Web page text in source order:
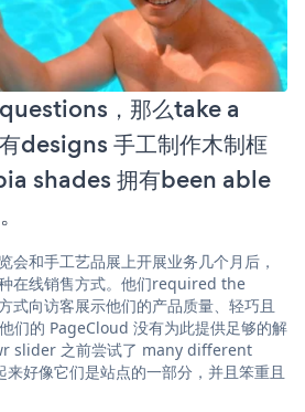
，那么take a
designs 手工制作木制框
shades 拥有been able
和手工艺品展上开展业务几个月后，
在线销售方式。他们required the
式向访客展示他们的产品质量、轻巧且
们的 PageCloud 没有为此提供足够的解
slider 之前尝试了 many different
好像它们是站点的一部分，并且笨重且